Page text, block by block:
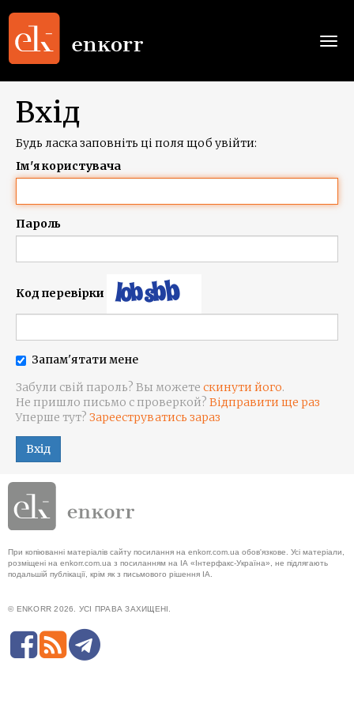
Вхід
Будь ласка заповніть ці поля щоб увійти:
Ім'я користувача
Пароль
Код перевірки
Запам'ятати мене
Забули свій пароль? Вы можете скинути його.
Не пришло письмо с проверкой? Відправити ще раз
Уперше тут? Зарееструватись зараз
Вхід
При копіюванні матеріалів сайту посилання на enkorr.com.ua обов'язкове. Усі матеріали,
розміщені на enkorr.com.ua з посиланням на ІА «Інтерфакс-Україна», не підлягають
подальшій публікації, крім як з письмового рішення ІА.
© ENKORR 2026. УСІ ПРАВА ЗАХИЩЕНІ.